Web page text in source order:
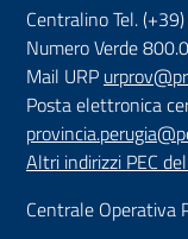
Centralino Tel.
Numero Verde
Mail URP
Posta elettronica
Altri indirizzi PEC
Centrale Operativa